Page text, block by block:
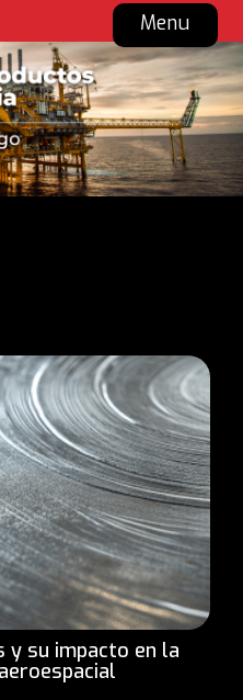
Menu
y su impacto en la